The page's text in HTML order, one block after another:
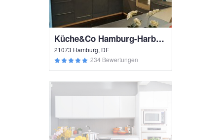
Küche&Co Hamburg-Harburg
21073 Hamburg, DE
234 Bewertungen